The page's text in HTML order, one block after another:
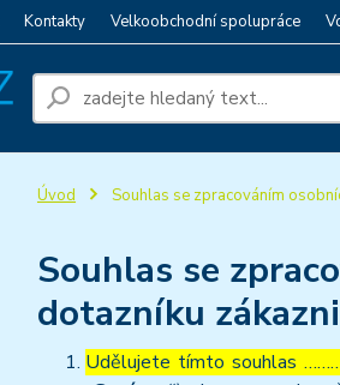
Kontakty Velkoobchodní spolupráce
Úvod Souhlas se zpracováním
Souhlas se
dotazníku
Udělujete tímto souhlas